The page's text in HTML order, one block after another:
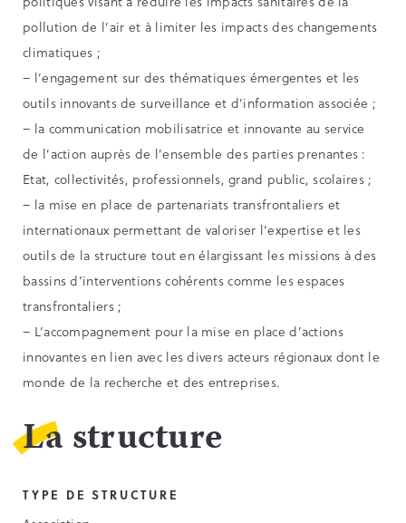
pollution de l’air et à limiter les impacts des changements
climatiques ;
– l’engagement sur des thématiques émergentes et les
outils innovants de surveillance et d’information associée ;
– la communication mobilisatrice et innovante au service
de l’action auprès de l’ensemble des parties prenantes :
Etat, collectivités, professionnels, grand public, scolaires ;
– la mise en place de partenariats transfrontaliers et
internationaux permettant de valoriser l’expertise et les
outils de la structure tout en élargissant les missions à des
bassins d’interventions cohérents comme les espaces
transfrontaliers ;
– L’accompagnement pour la mise en place d’actions
innovantes en lien avec les divers acteurs régionaux dont le
monde de la recherche et des entreprises.
La structure
TYPE DE STRUCTURE